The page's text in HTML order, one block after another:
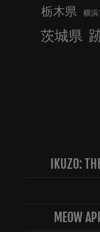
栃木県 横浜
茨城県
IKUZO:
MEOW